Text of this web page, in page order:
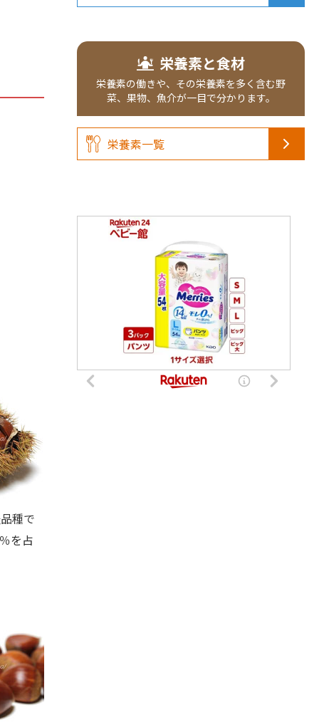
種で
を占
栄養素と食材
栄養素の働きや、その栄養素を多く含む野
菜、果物、魚介が一目で分かります。
栄養素一覧